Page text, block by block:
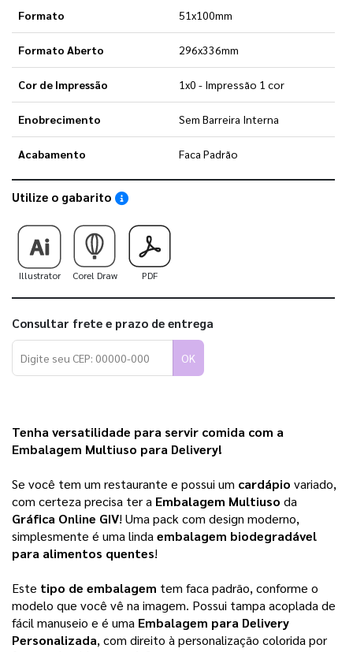
Formato 51x100mm
Formato Aberto 296x336mm
Cor de Impressão 1x0 - Impressão 1 cor
Enobrecimento Sem Barreira Interna
Acabamento Faca Padrão
Utilize o gabarito Saiba como utilizar os nossos gabaritos
Illustrator Corel Draw PDF
Consultar frete e prazo de entrega
OK
Tenha versatilidade para servir comida com a
Embalagem Multiuso para Delivery!
Se você tem um restaurante e possui um cardápio variado,
com certeza precisa ter a Embalagem Multiuso
Gráfica Online GIV! Uma pack com design moderno,
simplesmente é uma linda embalagem biodegradável
para alimentos quentes!
Este tipo de embalagem tem faca padrão, conforme o
modelo que você vê na imagem. Possui tampa acoplada de
fácil manuseio e é uma Embalagem para Delivery
Personalizada, com direito à personalização colorida por